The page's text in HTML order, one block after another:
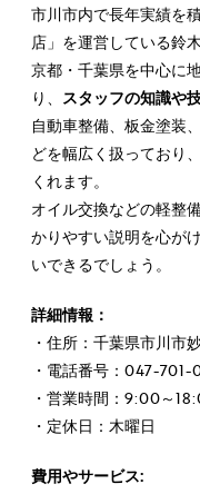
市川市内で長年実績を
店」を運営している鈴
京都・千葉県を中心に
り、 スタッフの知識や
自動車整備、板金塗装
どを幅広く扱っており、
くれます。
オイル交換などの軽整
かりやすい説明を心が
いできるでしょう。
詳細情報：
・住所：千葉県市川市
・電話番号：047-
・営業時間：9:00～
・定休日：木曜日
費用やサービス: